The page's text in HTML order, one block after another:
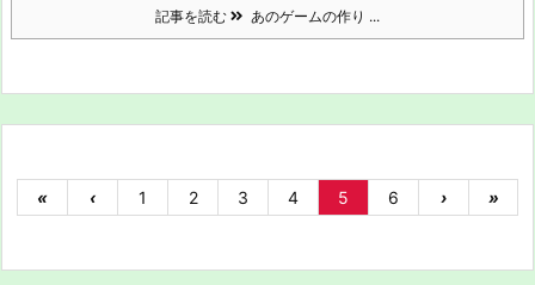
記事を読む あのゲームの作り ...
« ‹ 1 2 3 4 5 6 › »